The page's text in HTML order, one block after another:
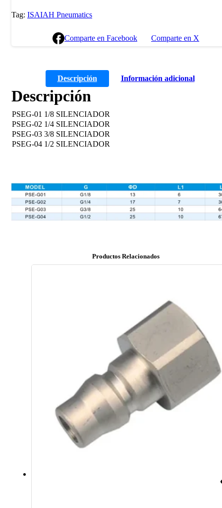
Tag: ISAIAH Pneumatics
Comparte en Facebook Comparte en X
Descripción Información adicional
Descripción
PSEG-01 1/8 SILENCIADOR
PSEG-02 1/4 SILENCIADOR
PSEG-03 3/8 SILENCIADOR
PSEG-04 1/2 SILENCIADOR
Productos Relacionados